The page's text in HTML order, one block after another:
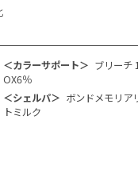
＜カラーサポート＞ ブリーチ
OX6％
＜シェルパ＞ ボンドメモリア
トミルク